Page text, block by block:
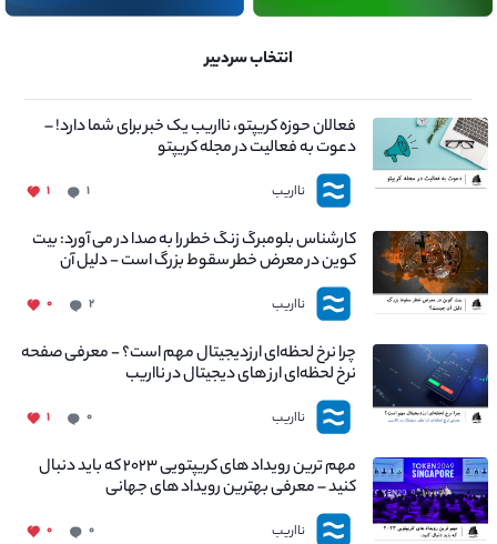
انتخاب سردبیر
فعالان حوزه کریپتو، نااریب یک خبر برای شما دارد! –
دعوت به فعالیت در مجله کریپتو
نااریب ۱ ۱
کارشناس بلومبرگ زنگ خطر را به صدا در می آورد: بیت
کوین در معرض خطر سقوط بزرگ است - دلیل آن
چیست؟
نااریب ۲ ۰
چرا نرخ لحظه‌ای ارزدیجیتال مهم است؟ - معرفی صفحه
نرخ لحظه‌ای ارز های دیجیتال در نااریب
نااریب ۰ ۱
مهم ترین رویداد های کریپتویی ۲۰۲۳ که باید دنبال
کنید – معرفی بهترین رویداد های جهانی
نااریب ۰ ۰